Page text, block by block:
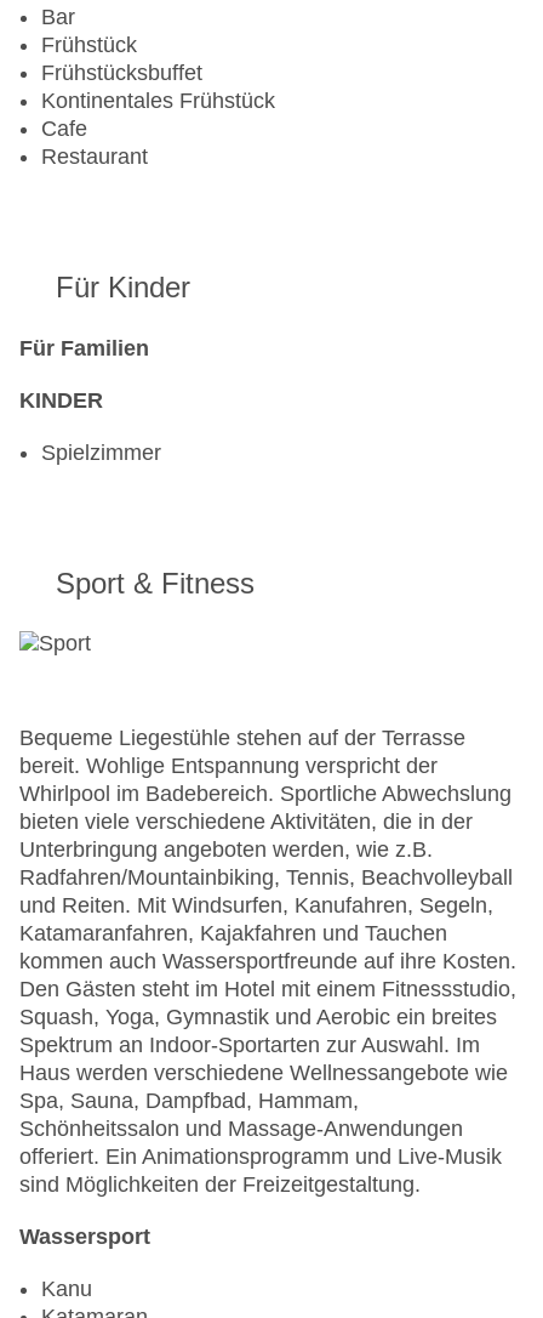
Zahlungsarten: American Express, Diners Club,
Mastercard, Visa
Landeskategorie: 5 Sterne
Bar
Frühstück
Frühstücksbuffet
Kontinentales Frühstück
Cafe
Restaurant
Für Kinder
Für Familien
KINDER
Spielzimmer
Sport & Fitness
Bequeme Liegestühle stehen auf der Terrasse
bereit. Wohlige Entspannung verspricht der
Whirlpool im Badebereich. Sportliche Abwechslung
bieten viele verschiedene Aktivitäten, die in der
Unterbringung angeboten werden, wie z.B.
Radfahren/Mountainbiking, Tennis, Beachvolleyball
und Reiten. Mit Windsurfen, Kanufahren, Segeln,
Katamaranfahren, Kajakfahren und Tauchen
kommen auch Wassersportfreunde auf ihre Kosten.
Den Gästen steht im Hotel mit einem Fitnessstudio,
Squash, Yoga, Gymnastik und Aerobic ein breites
Spektrum an Indoor-Sportarten zur Auswahl. Im
Haus werden verschiedene Wellnessangebote wie
Spa, Sauna, Dampfbad, Hammam,
Schönheitssalon und Massage-Anwendungen
offeriert. Ein Animationsprogramm und Live-Musik
sind Möglichkeiten der Freizeitgestaltung.
Wassersport
Kanu